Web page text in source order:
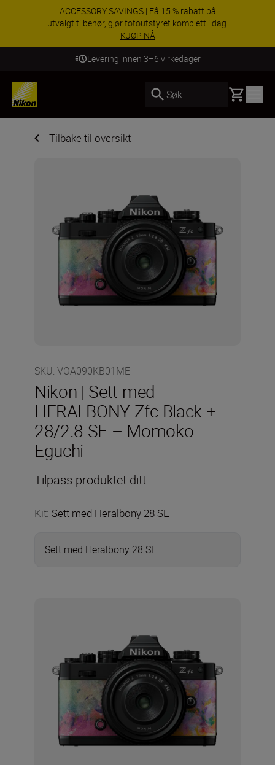
ACCESSORY SAVINGS | Få 15 % rabatt på
utvalgt tilbehør, gjør fotoutstyret komplett i dag.
KJØP NÅ
Levering innen 3–6 virkedager
Søk Basket
Tilbake til oversikt
SKU: VOA090KB01ME
Nikon | Sett med
HERALBONY Zfc Black +
28/2.8 SE – Momoko
Eguchi
Tilpass produktet ditt
Kit: Sett med Heralbony 28 SE
Sett med Heralbony 28 SE